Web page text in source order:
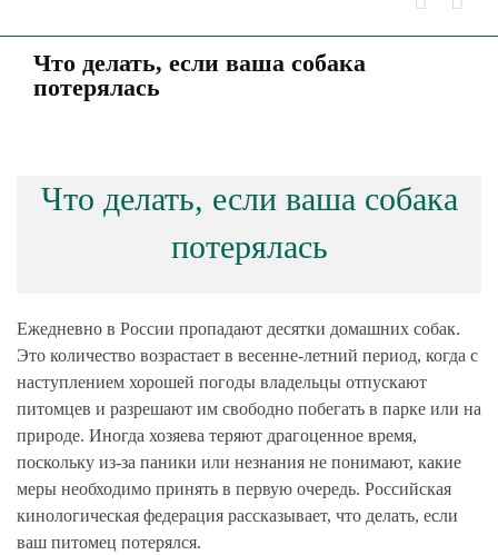
Что делать, если ваша собака
потерялась
Что делать, если ваша собака
потерялась
Ежедневно в России пропадают десятки домашних собак.
Это количество возрастает в весенне-летний период, когда с
наступлением хорошей погоды владельцы отпускают
питомцев и разрешают им свободно побегать в парке или на
природе. Иногда хозяева теряют драгоценное время,
поскольку из-за паники или незнания не понимают, какие
меры необходимо принять в первую очередь. Российская
кинологическая федерация рассказывает, что делать, если
ваш питомец потерялся.